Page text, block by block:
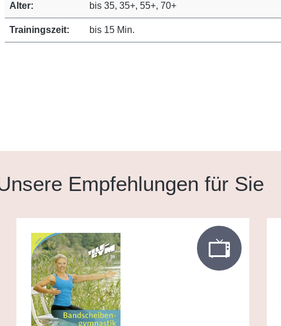
Alter: bis 35, 35+, 55+, 70+
Trainingszeit: bis 15 Min.
Empfehlungen für Sie